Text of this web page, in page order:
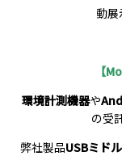
動展
【
環境計測機器や
の受
弊社製品USBミド